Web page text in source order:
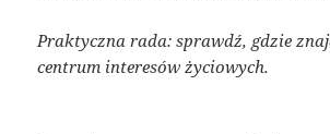
Praktyczna rada: sprawdź, gdzie
centrum interesów życiowych.